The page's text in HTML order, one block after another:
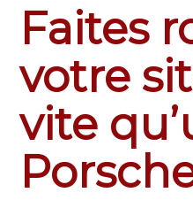
Faites
votre
vite